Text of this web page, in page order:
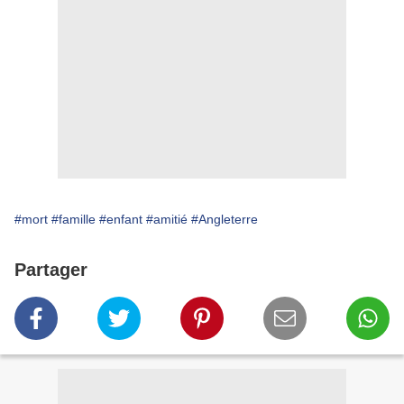
#mort #famille #enfant #amitié #Angleterre
Partager